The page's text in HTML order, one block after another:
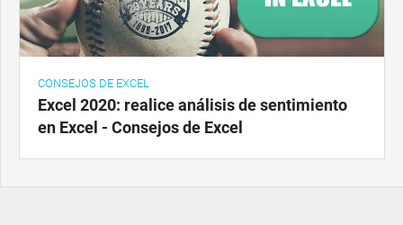
CONSEJOS DE EXCEL
Excel 2020: realice análisis de sentimiento
en Excel - Consejos de Excel